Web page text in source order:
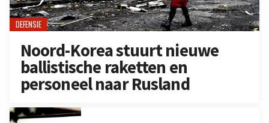
DEFENSIE
Noord-Korea stuurt nieuwe
ballistische raketten en
personeel naar Rusland